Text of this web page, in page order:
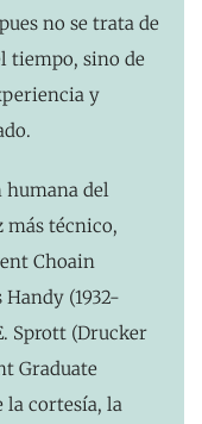
no se trata de
tiempo, sino de
y
humana del
más técnico,
Choain
(1932-
Sprott (Drucker
Graduate
la cortesía, la